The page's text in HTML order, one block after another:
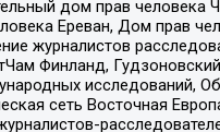
дом прав
Ереван, Дом прав
журналистов
Финланд,
исследований,
сеть Восточная